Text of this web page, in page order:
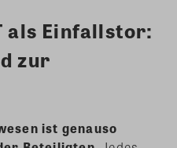
Einfallstor:
zur
ist genauso